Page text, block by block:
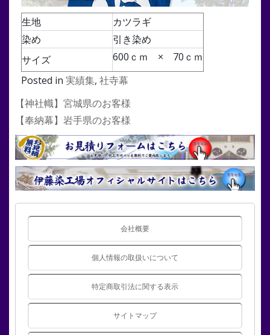
生地
カツラギ
染め
引き染め
サイズ
600ｃｍ × 70ｃｍ
Posted in 実績集, 社寺幕
投
稿
ナ
ビ
ゲ
ー
シ
ョ
ン
【神社幟】宮城県のお客様
【奉納幕】岩手県のお客様
会社概要
個人情報の取扱いについて
特定商取引法に関する表示
サイトマップ